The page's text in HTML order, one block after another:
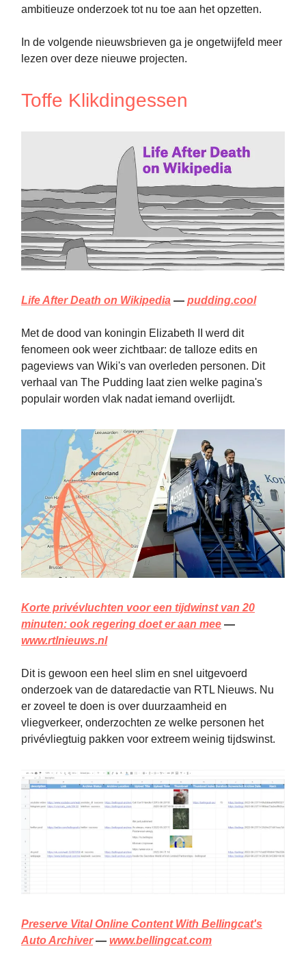
ambitieuze onderzoek tot nu toe aan het opzetten.
In de volgende nieuwsbrieven ga je ongetwijfeld meer
lezen over deze nieuwe projecten.
Toffe Klikdingessen
Life After Death on Wikipedia — pudding.cool
Met de dood van koningin Elizabeth II werd dit
fenomeen ook weer zichtbaar: de talloze edits en
pageviews van Wiki's van overleden personen. Dit
verhaal van The Pudding laat zien welke pagina's
populair worden vlak nadat iemand overlijdt.
Korte privévluchten voor een tijdwinst van 20
minuten: ook regering doet er aan mee —
www.rtlnieuws.nl
Dit is gewoon een heel slim en snel uitgevoerd
onderzoek van de dataredactie van RTL Nieuws. Nu
er zoveel te doen is over duurzaamheid en
vliegverkeer, onderzochten ze welke personen het
privévliegtuig pakken voor extreem weinig tijdswinst.
Preserve Vital Online Content With Bellingcat's
Auto Archiver— www.bellingcat.com